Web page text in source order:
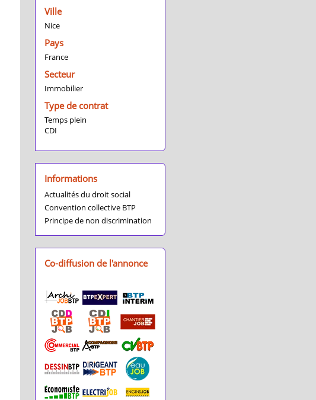
Ville
Nice
Pays
France
Secteur
Immobilier
Type de contrat
Temps plein
CDI
Informations
Actualités du droit social
Convention collective BTP
Principe de non discrimination
Co-diffusion de l'annonce